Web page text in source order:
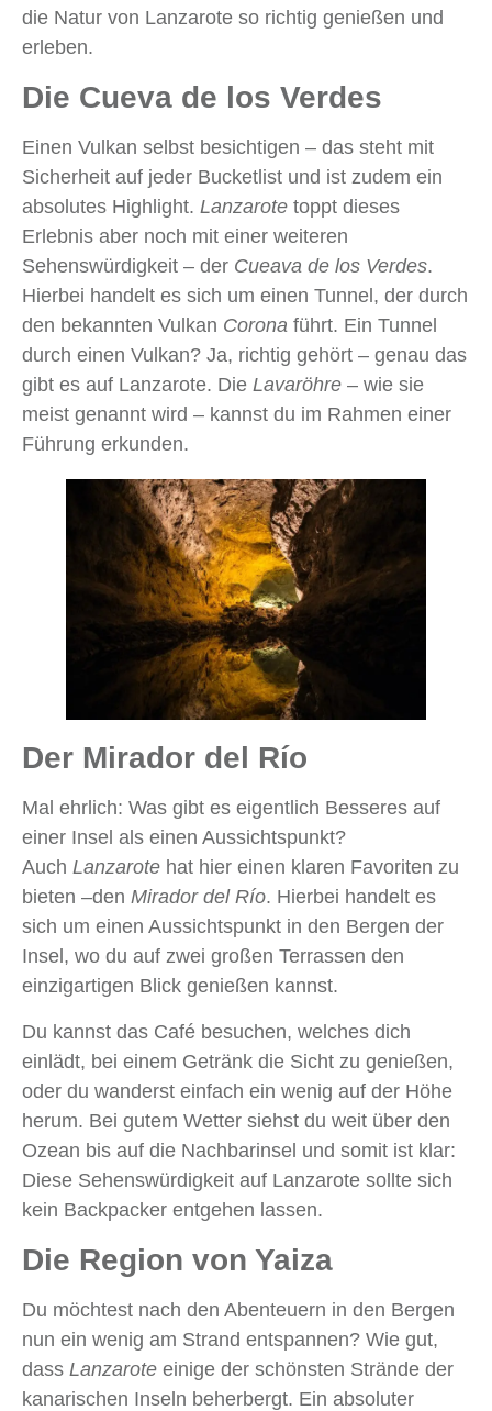
die Natur von Lanzarote so richtig genießen und
erleben.
Die Cueva de los Verdes
Einen Vulkan selbst besichtigen – das steht mit
Sicherheit auf jeder Bucketlist und ist zudem ein
absolutes Highlight. Lanzarote toppt dieses
Erlebnis aber noch mit einer weiteren
Sehenswürdigkeit – der Cueava de los Verdes.
Hierbei handelt es sich um einen Tunnel, der durch
den bekannten Vulkan Corona führt. Ein Tunnel
durch einen Vulkan? Ja, richtig gehört ­– genau das
gibt es auf Lanzarote. Die Lavaröhre – wie sie
meist genannt wird ­– kannst du im Rahmen einer
Führung erkunden.
Der Mirador del Río
Mal ehrlich: Was gibt es eigentlich Besseres auf
einer Insel als einen Aussichtspunkt?
Auch Lanzarote hat hier einen klaren Favoriten zu
bieten –den Mirador del Río. Hierbei handelt es
sich um einen Aussichtspunkt in den Bergen der
Insel, wo du auf zwei großen Terrassen den
einzigartigen Blick genießen kannst.
Du kannst das Café besuchen, welches dich
einlädt, bei einem Getränk die Sicht zu genießen,
oder du wanderst einfach ein wenig auf der Höhe
herum. Bei gutem Wetter siehst du weit über den
Ozean bis auf die Nachbarinsel und somit ist klar:
Diese Sehenswürdigkeit auf Lanzarote sollte sich
kein Backpacker entgehen lassen.
Die Region von Yaiza
Du möchtest nach den Abenteuern in den Bergen
nun ein wenig am Strand entspannen? Wie gut,
dass Lanzarote einige der schönsten Strände der
kanarischen Inseln beherbergt. Ein absoluter